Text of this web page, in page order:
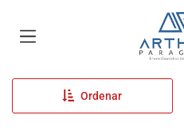
Ordenar